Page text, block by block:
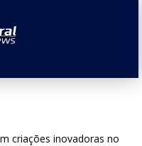
criações inovadoras no